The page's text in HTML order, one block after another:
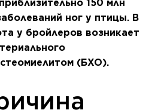
150 млн
ног у птицы. В
у бройлеров возникает
(БХО).